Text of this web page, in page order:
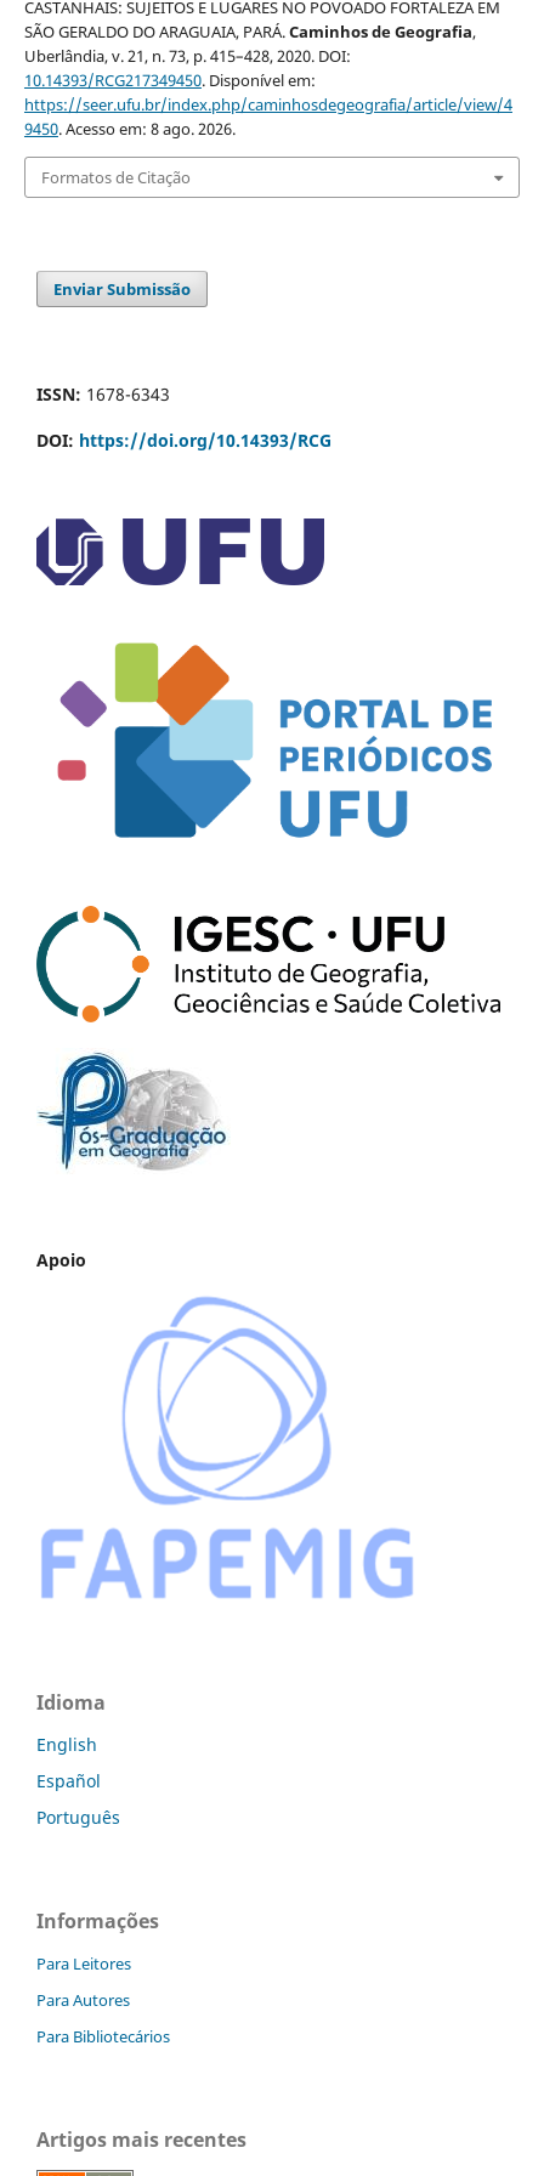
CASTANHAIS: SUJEITOS E LUGARES NO POVOADO FORTALEZA EM
SÃO GERALDO DO ARAGUAIA, PARÁ.Caminhos de Geografia,
Uberlândia, v. 21, n. 73, p. 415–428, 2020. DOI:
10.14393/RCG217349450. Disponível em:
https://seer.ufu.br/index.php/caminhosdegeografia/article/view/4
9450. Acesso em: 8 ago. 2026.
Formatos de Citação
Enviar Submissão
ISSN: 1678-6343
DOI: https://doi.org/10.14393/RCG
Apoio
Idioma
English
Español
Português
Informações
Para Leitores
Para Autores
Para Bibliotecários
Artigos mais recentes